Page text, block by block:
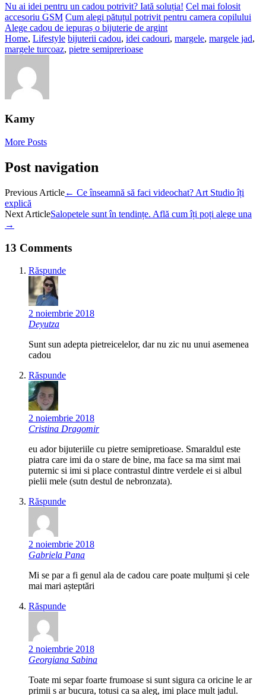
Nu ai idei pentru un cadou potrivit? Iată soluția! Cel mai folosit
accesoriu GSM Cum alegi pătuțul potrivit pentru camera copilului
Alege cadou de iepuraș o bijuterie de argint
Home, Lifestyle bijuterii cadou, idei cadouri, margele, margele jad,
margele turcoaz, pietre semiprerioase
Kamy
More Posts
Post navigation
Previous Article← Ce înseamnă să faci videochat? Art Studio îți
explică
Next ArticleSalopetele sunt în tendințe. Află cum îți poți alege una
→
13 Comments
Răspunde
2 noiembrie 2018
Deyutza
Sunt sun adepta pietreicelelor, dar nu zic nu unui asemenea
cadou
Răspunde
2 noiembrie 2018
Cristina Dragomir
eu ador bijuteriile cu pietre semipretioase. Smaraldul este
piatra care imi da o stare de bine, ma face sa ma simt mai
puternic si imi si place contrastul dintre verdele ei si albul
pielii mele (sutn destul de nebronzata).
Răspunde
2 noiembrie 2018
Gabriela Pana
Mi se par a fi genul ala de cadou care poate mulțumi și cele
mai mari așteptări
Răspunde
2 noiembrie 2018
Georgiana Sabina
Toate mi separ foarte frumoase si sunt sigura ca oricine le ar
primii s ar bucura, totusi ca sa aleg, imi place mult jadul.